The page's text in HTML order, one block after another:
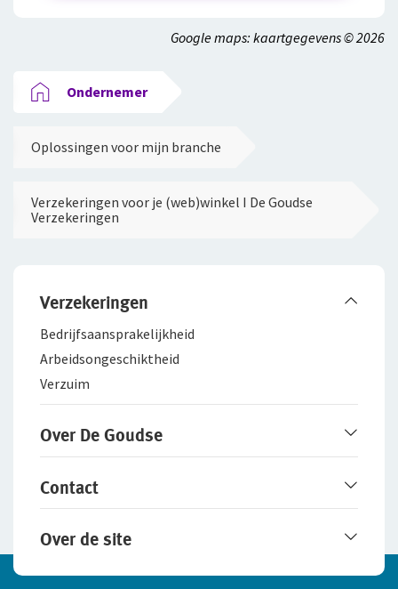
Google maps: kaartgegevens © 2026
Ondernemer
Oplossingen voor mijn branche
Verzekeringen voor je (web)winkel I De Goudse
Verzekeringen
Verzekeringen
Bedrijfsaanspra­kelijkheid
Arbeidsongeschiktheid
Verzuim
Over De Goudse
Het merk De Goudse
Fraudebeleid
Contact
Online contact opnemen
Over de site